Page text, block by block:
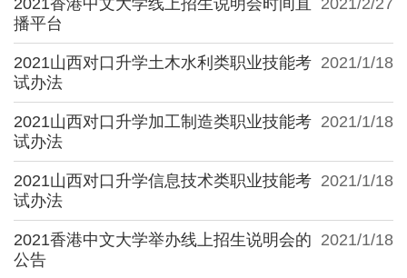
播平台
2021/1/18
2021山西对口升学土木水利类职业技能考
试办法
2021/1/18
2021山西对口升学加工制造类职业技能考
试办法
2021/1/18
2021山西对口升学信息技术类职业技能考
试办法
2021/1/18
2021香港中文大学举办线上招生说明会的
公告